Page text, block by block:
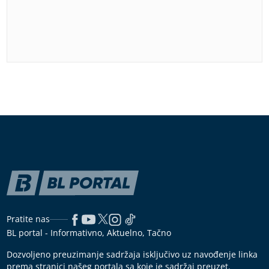
Pratite nas
BL portal - Informativno, Aktuelno, Tačno
Dozvoljeno preuzimanje sadržaja isključivo uz navođenje linka
prema stranici našeg portala sa koje je sadržaj preuzet.